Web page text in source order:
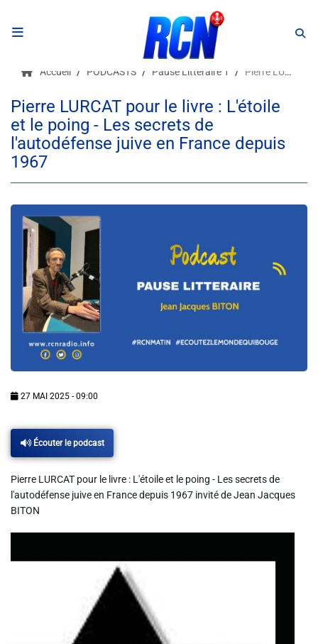
RADIO
Podcasts
Programmes
Equipe
Faire un don
Evènements
Météo Nice
Info routes
Alerte Méduses 06
RCN Soutiens
MEDIAS
Photos
Vidéos / Clips
Accueil PODCASTS Pause Littéraire 1 Pierre LURCAT pour le livre : L'étoile et le poing - Les secrets de l'autodéfense juive en France depuis 1967
Pierre LURCAT pour le livre : L'étoile
et le poing - Les secrets de
l'autodéfense juive en France depuis
1967
27 MAI 2025 - 09:00
Écouter le podcast
Pierre LURCAT pour le livre : L'étoile et le poing - Les secrets de
l'autodéfense juive en France depuis 1967 invité de Jean Jacques
BITON